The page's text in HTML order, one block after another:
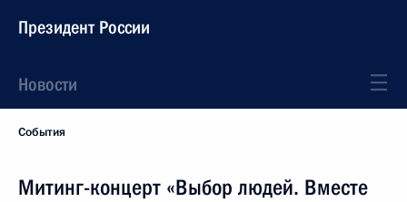
Президент России
Новости
События
Митинг-концерт «Выбор людей. Вместе